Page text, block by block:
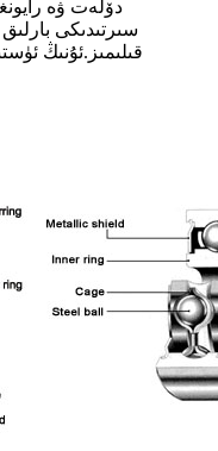
دۆلەت ۋە
سىرتىدىكى
قىلىمىز.ئۇنىڭ